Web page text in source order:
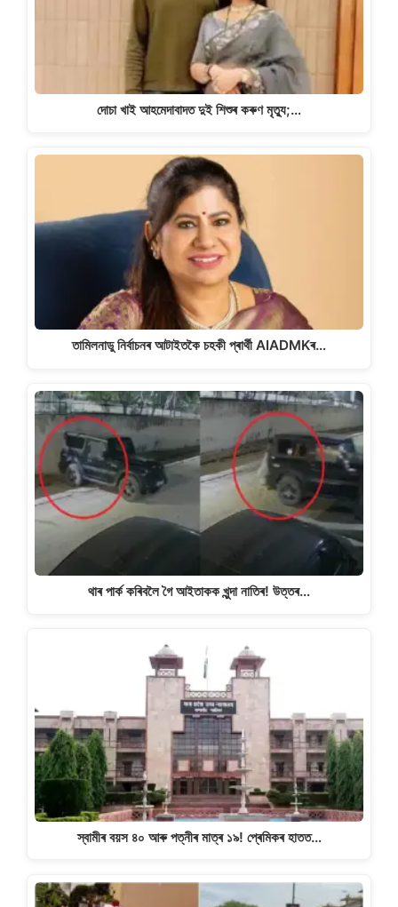
দোচা খাই আহমেদাবাদত দুই শিশুৰ কৰুণ মৃত্যু;…
তামিলনাডু নিৰ্বাচনৰ আটাইতকৈ চহকী প্ৰাৰ্থী AIADMKৰ…
থাৰ পাৰ্ক কৰিবলৈ গৈ আইতাকক খুন্দা নাতিৰ! উত্তৰ…
স্বামীৰ বয়স ৪০ আৰু পত্নীৰ মাত্ৰ ১৯! প্ৰেমিকৰ হাতত…